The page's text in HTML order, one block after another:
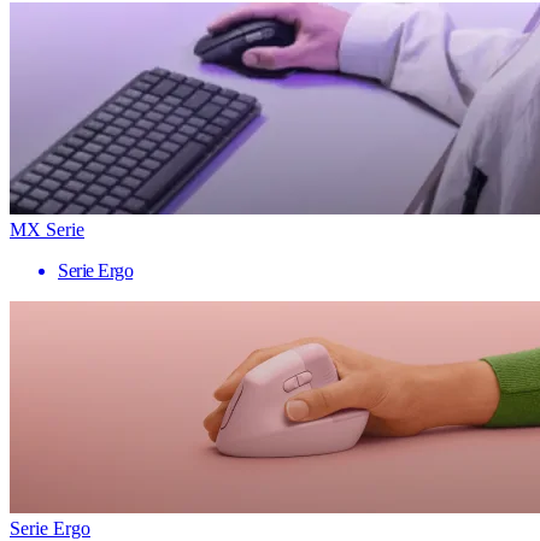
MX Serie
Serie Ergo
Serie Ergo